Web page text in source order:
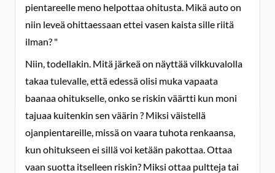
pientareelle meno helpottaa ohitusta. Mikä auto on
niin leveä ohittaessaan ettei vasen kaista sille riitä
ilman? "
Niin, todellakin. Mitä järkeä on näyttää vilkkuvalolla
takaa tulevalle, että edessä olisi muka vapaata
baanaa ohitukselle, onko se riskin väärtti kun moni
tajuaa kuitenkin sen väärin ? Miksi väistellä
ojanpientareille, missä on vaara tuhota renkaansa,
kun ohitukseen ei sillä voi ketään pakottaa. Ottaa
vaan suotta itselleen riskin? Miksi ottaa pultteja tai